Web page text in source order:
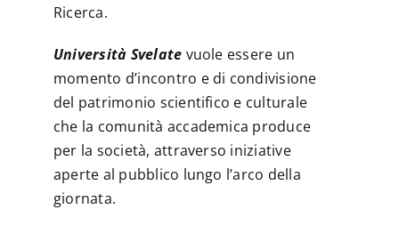
Ricerca.
Università Svelate vuole essere un
momento d’incontro e di condivisione
del patrimonio scientifico e culturale
che la comunità accademica produce
per la società, attraverso iniziative
aperte al pubblico lungo l’arco della
giornata.